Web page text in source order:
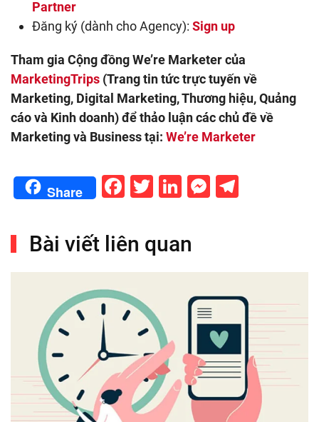
Partner
Đăng ký (dành cho Agency): Sign up
Tham gia Cộng đồng We’re Marketer của
MarketingTrips (Trang tin tức trực tuyến về
Marketing, Digital Marketing, Thương hiệu, Quảng
cáo và Kinh doanh) để thảo luận các chủ đề về
Marketing và Business tại: We’re Marketer
Share Facebook
Twitter
LinkedIn
Bài viết liên quan